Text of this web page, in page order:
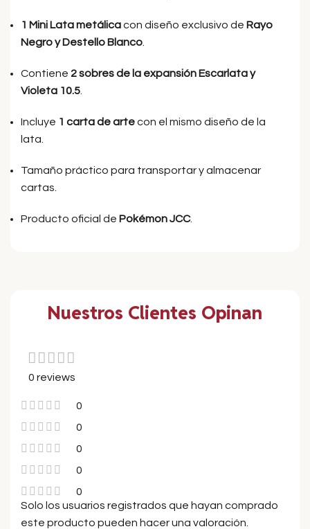
1 Mini Lata metálicacon diseño exclusivo de Rayo
Negro y Destello Blanco
Contiene 2 sobres de la expansión Escarlata y
Violeta 10.5
Incluye 1 carta de artecon el mismo diseño de la
lata.
Tamaño práctico para transportar y almacenar
cartas.
Producto oficial de Pokémon JCC.
Nuestros Clientes Opinan
0 reviews
0
0
0
0
0
Solo los usuarios registrados que hayan comprado
este producto pueden hacer una valoración.